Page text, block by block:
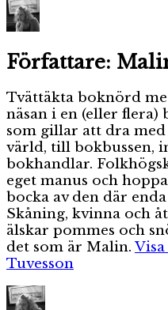
Författare:
Tvättäkta boknörd
näsan i en (eller flera)
som gillar att dra
värld, till bokbussen,
bokhandlar.
eget manus och
bocka av den där
Skåning, kvinna och
älskar pommes och
det som är Malin.
Tuvesson
Författare